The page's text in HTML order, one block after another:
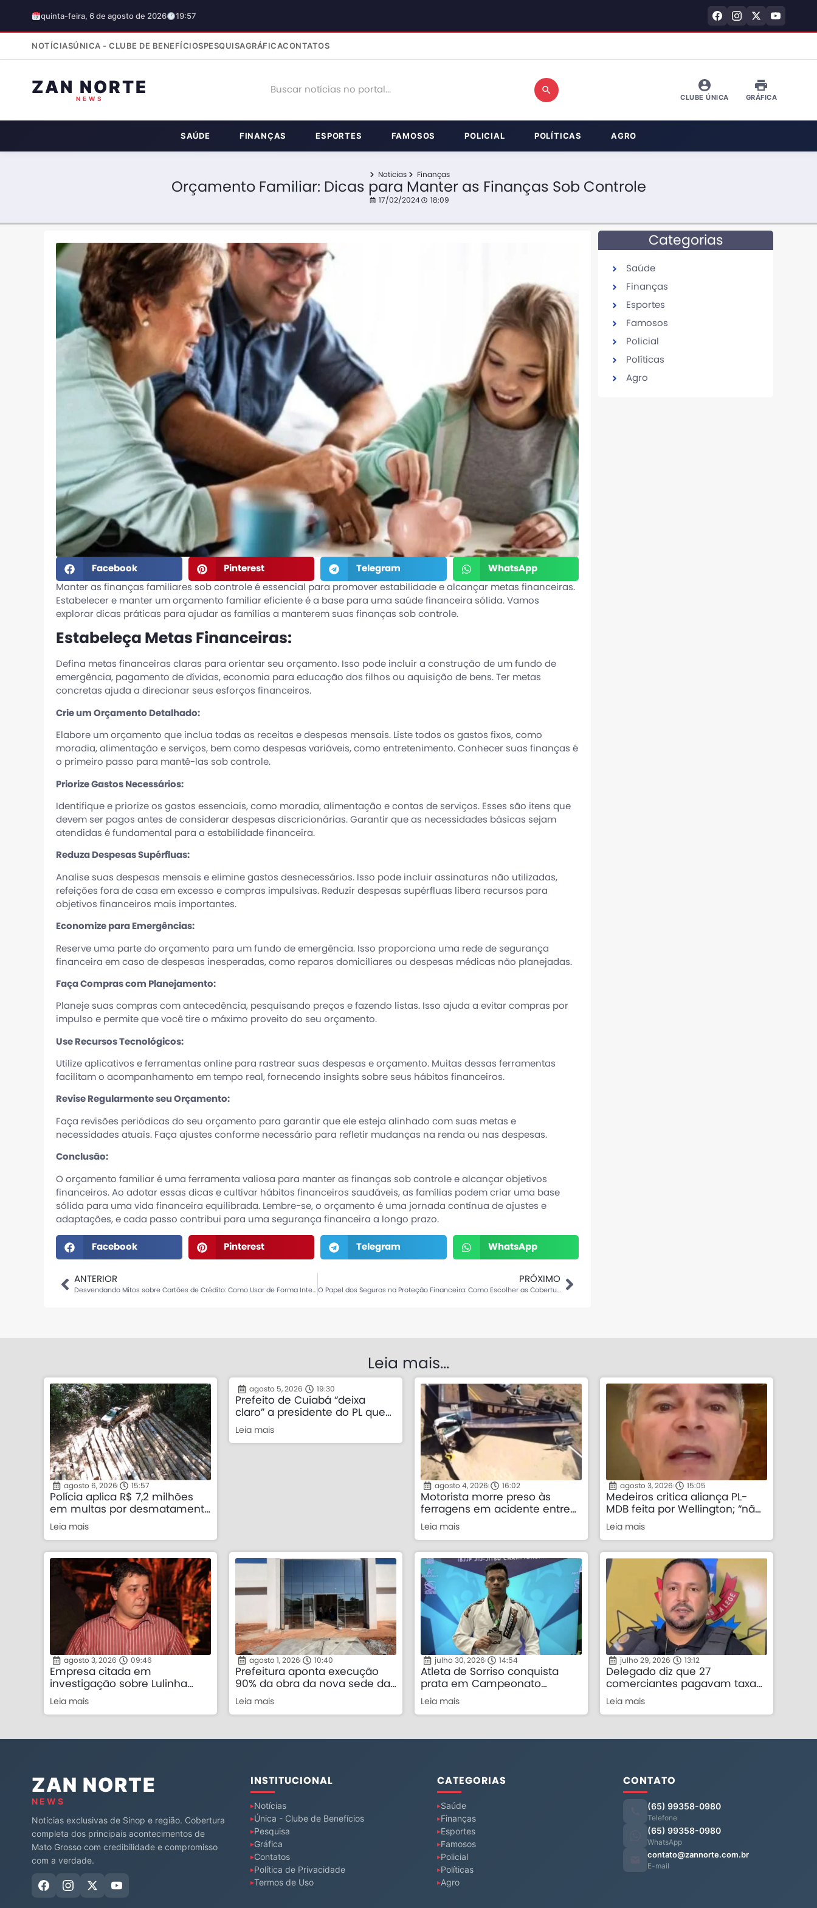
quinta-feira, 6 de agosto de 2026 19:57
NOTÍCIASÚNICA - CLUBE DE BENEFÍCIOSPESQUISAGRÁFICACONTATOS
ZAN NORTE
NEWS CLUBE ÚNICA GRÁFICA
SAÚDE FINANÇAS ESPORTES FAMOSOS POLICIAL POLÍTICAS AGRO
Noticias Finanças
Orçamento Familiar: Dicas para Manter as Finanças Sob Controle
17/02/2024 18:09
Facebook Pinterest Telegram WhatsApp
Manter as finanças familiares sob controle é essencial para promover estabilidade e alcançar metas financeiras.
Estabelecer e manter um orçamento familiar eficiente é a base para uma saúde financeira sólida. Vamos
explorar dicas práticas para ajudar as famílias a manterem suas finanças sob controle.
Estabeleça Metas Financeiras:
Defina metas financeiras claras para orientar seu orçamento. Isso pode incluir a construção de um fundo de
emergência, pagamento de dívidas, economia para educação dos filhos ou aquisição de bens. Ter metas
concretas ajuda a direcionar seus esforços financeiros.
Crie um Orçamento Detalhado:
Elabore um orçamento que inclua todas as receitas e despesas mensais. Liste todos os gastos fixos, como
moradia, alimentação e serviços, bem como despesas variáveis, como entretenimento. Conhecer suas finanças é
o primeiro passo para mantê-las sob controle.
Priorize Gastos Necessários:
Identifique e priorize os gastos essenciais, como moradia, alimentação e contas de serviços. Esses são itens que
devem ser pagos antes de considerar despesas discricionárias. Garantir que as necessidades básicas sejam
atendidas é fundamental para a estabilidade financeira.
Reduza Despesas Supérfluas:
Analise suas despesas mensais e elimine gastos desnecessários. Isso pode incluir assinaturas não utilizadas,
refeições fora de casa em excesso e compras impulsivas. Reduzir despesas supérfluas libera recursos para
objetivos financeiros mais importantes.
Economize para Emergências:
Reserve uma parte do orçamento para um fundo de emergência. Isso proporciona uma rede de segurança
financeira em caso de despesas inesperadas, como reparos domiciliares ou despesas médicas não planejadas.
Faça Compras com Planejamento:
Planeje suas compras com antecedência, pesquisando preços e fazendo listas. Isso ajuda a evitar compras por
impulso e permite que você tire o máximo proveito do seu orçamento.
Use Recursos Tecnológicos:
Utilize aplicativos e ferramentas online para rastrear suas despesas e orçamento. Muitas dessas ferramentas
facilitam o acompanhamento em tempo real, fornecendo insights sobre seus hábitos financeiros.
Revise Regularmente seu Orçamento:
Faça revisões periódicas do seu orçamento para garantir que ele esteja alinhado com suas metas e
necessidades atuais. Faça ajustes conforme necessário para refletir mudanças na renda ou nas despesas.
Conclusão:
O orçamento familiar é uma ferramenta valiosa para manter as finanças sob controle e alcançar objetivos
financeiros. Ao adotar essas dicas e cultivar hábitos financeiros saudáveis, as famílias podem criar uma base
sólida para uma vida financeira equilibrada. Lembre-se, o orçamento é uma jornada contínua de ajustes e
adaptações, e cada passo contribui para uma segurança financeira a longo prazo.
Facebook Pinterest Telegram WhatsApp
ANTERIOR
Desvendando Mitos sobre Cartões de Crédito: Como Usar de Forma Inteligente
PRÓXIMO
O Papel dos Seguros na Proteção Financeira: Como Escolher as Coberturas Certas
Categorias
Saúde
Finanças
Esportes
Famosos
Policial
Políticas
Agro
Leia mais...
agosto 6, 2026 15:57
Polícia aplica R$ 7,2 milhões
em multas por desmatamento
ilegal em fazenda no Nortão
Leia mais
agosto 5, 2026 19:30
Prefeito de Cuiabá “deixa
claro” a presidente do PL que
não apoia Wellington e cita
Leia mais
agosto 4, 2026 16:02
Motorista morre preso às
ferragens em acidente entre
carretas em rodovia de Mato
Leia mais
agosto 3, 2026 15:05
Medeiros critica aliança PL-
MDB feita por Wellington; “não
concordo” e “foi imposta”
Leia mais
agosto 3, 2026 09:46
Empresa citada em
investigação sobre Lulinha
mantém contratos de R$ 55
Leia mais
agosto 1, 2026 10:40
Prefeitura aponta execução
90% da obra da nova sede da
Guarda Civil Municipal em
Leia mais
julho 30, 2026 14:54
Atleta de Sorriso conquista
prata em Campeonato
Internacional de Jiu-Jitsu no
Leia mais
julho 29, 2026 13:12
Delegado diz que 27
comerciantes pagavam taxa
mensal exigida por facção em
Leia mais
ZAN NORTE
NEWS
Notícias exclusivas de Sinop e região. Cobertura
completa dos principais acontecimentos de
Mato Grosso com credibilidade e compromisso
com a verdade.
INSTITUCIONAL
Notícias
Única - Clube de Benefícios
Pesquisa
Gráfica
Contatos
Política de Privacidade
Termos de Uso
CATEGORIAS
Saúde
Finanças
Esportes
Famosos
Policial
Políticas
Agro
CONTATO
(65) 99358-0980
Telefone
(65) 99358-0980
WhatsApp
contato@zannorte.com.br
E-mail